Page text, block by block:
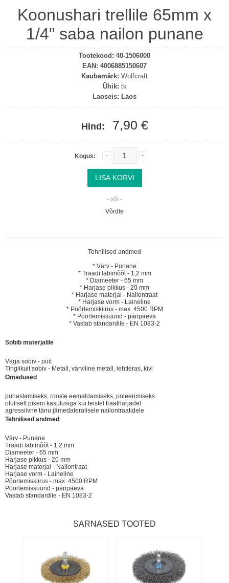
Koonushari trellile 65mm x
1/4" saba nailon punane
Tootekood: 40-1506000
EAN: 4006885150607
Kaubamärk: Wolfcraft
Ühik: tk
Laoseis: Laos
Hind: 7,90 €
Kogus:
- või -
Võrdle
Tehnilised andmed
* Värv - Punane
* Traadi läbimõõt - 1,2 mm
* Diameeter - 65 mm
* Harjase pikkus - 20 mm
* Harjase materjal - Nailontraat
* Harjase vorm - Laineline
* Pöörlemiskiirus - max. 4500 RPM
* Pöörlemissuund - päripäeva
* Vastab standardile - EN 1083-2
Sobib materjalile
Väga sobiv - puit
Tinglikult sobiv - Metall, värviline metall, lehtteras, kivi
Omadused
puhastamiseks, rooste eemaldamiseks, poleerimiseks
oluliselt pikem kasutusiga kui teistel traatharjadel
agressiivne tänu jämedateralisele nailontraatidele
Tehnilised andmed
Värv - Punane
Traadi läbimõõt - 1,2 mm
Diameeter - 65 mm
Harjase pikkus - 20 mm
Harjase materjal - Nailontraat
Harjase vorm - Laineline
Pöörlemiskiirus - max. 4500 RPM
Pöörlemissuund - päripäeva
Vastab standardile - EN 1083-2
SARNASED TOOTED